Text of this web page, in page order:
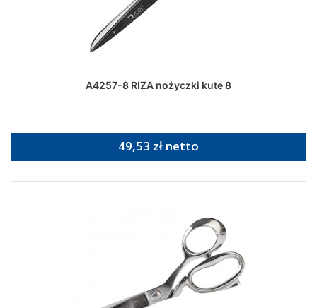
A4257-8 RIZA nożyczki kute 8
49,53 zł netto